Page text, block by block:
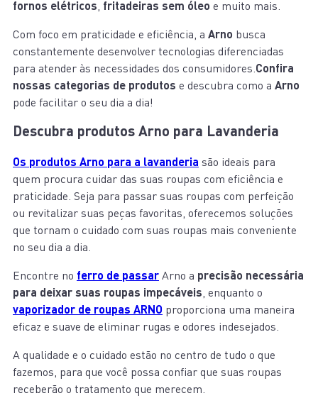
fornos elétricos, fritadeiras sem óleo e muito mais.
Com foco em praticidade e eficiência, a Arno busca
constantemente desenvolver tecnologias diferenciadas
para atender às necessidades dos consumidores.Confira
nossas categorias de produtos e descubra como a Arno
pode facilitar o seu dia a dia!
Descubra produtos Arno para Lavanderia
Os produtos Arno para a lavanderia são ideais para
quem procura cuidar das suas roupas com eficiência e
praticidade. Seja para passar suas roupas com perfeição
ou revitalizar suas peças favoritas, oferecemos soluções
que tornam o cuidado com suas roupas mais conveniente
no seu dia a dia.
Encontre no ferro de passar Arno a precisão necessária
para deixar suas roupas impecáveis, enquanto o
vaporizador de roupas ARNO proporciona uma maneira
eficaz e suave de eliminar rugas e odores indesejados.
A qualidade e o cuidado estão no centro de tudo o que
fazemos, para que você possa confiar que suas roupas
receberão o tratamento que merecem.